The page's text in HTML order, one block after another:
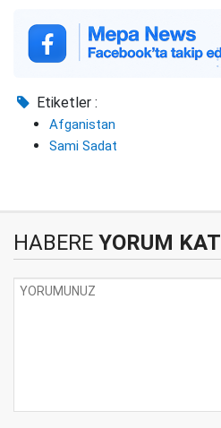
Etiketler :
Afganistan
Sami Sadat
HABERE YORUM KAT